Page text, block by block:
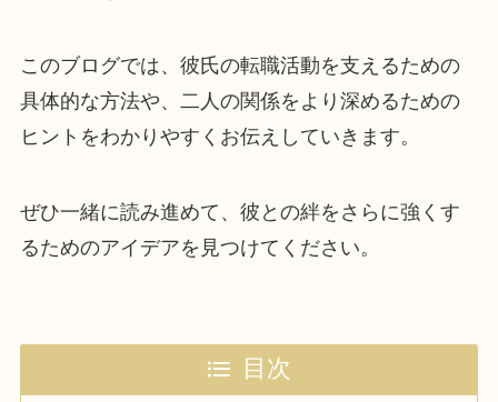
このブログでは、彼氏の転職活動を支えるための
具体的な方法や、二人の関係をより深めるための
ヒントをわかりやすくお伝えしていきます。
ぜひ一緒に読み進めて、彼との絆をさらに強くす
るためのアイデアを見つけてください。
目次